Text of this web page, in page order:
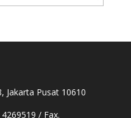
Jakarta Pusat 10610
/ Fax.